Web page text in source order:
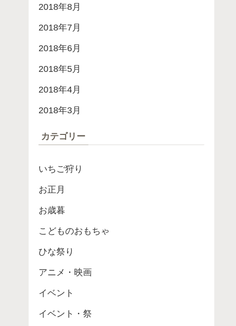
2018年8月
2018年7月
2018年6月
2018年5月
2018年4月
2018年3月
カテゴリー
いちご狩り
お正月
お歳暮
こどものおもちゃ
ひな祭り
アニメ・映画
イベント
イベント・祭